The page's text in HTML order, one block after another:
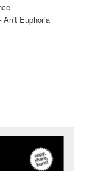
Anit Euphoria